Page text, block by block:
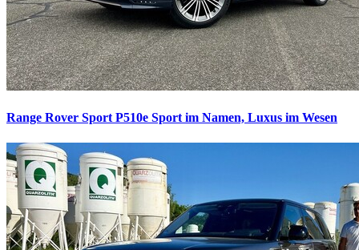
Range Rover Sport P510e Sport im Namen, Luxus im Wesen